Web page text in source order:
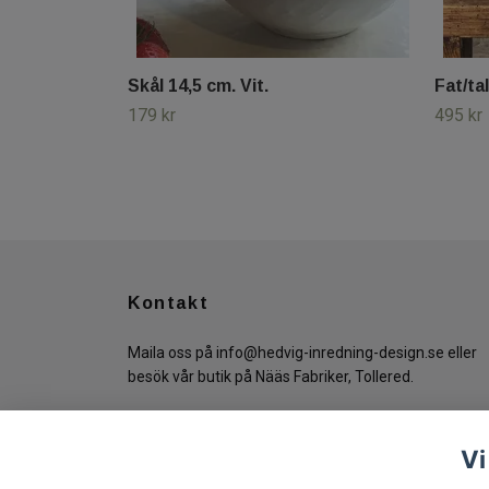
Skål 14,5 cm. Vit.
179 kr
Fat/
495 kr
Kontakt
Maila oss på info@hedvig-inredning-design.se eller
besök vår butik på Nääs Fabriker, Tollered.